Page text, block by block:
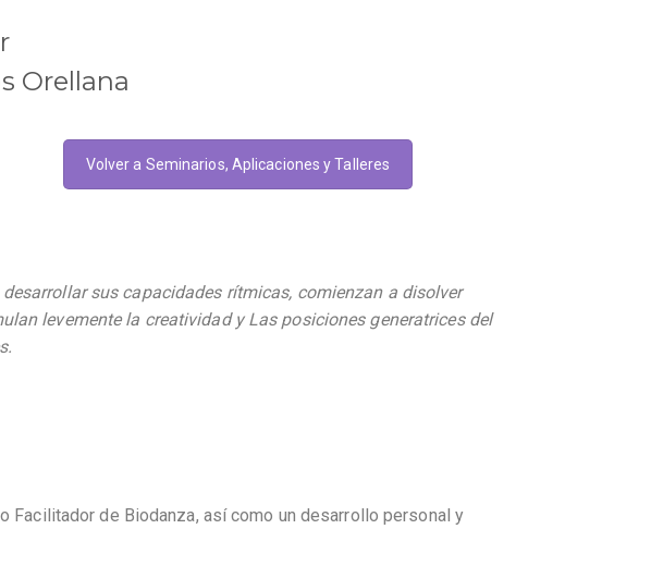
Orellana
Volver a Seminarios, Aplicaciones y Talleres
sus capacidades rítmicas, comienzan a disolver
levemente la creatividad y Las posiciones generatrices del
de Biodanza, así como un desarrollo personal y